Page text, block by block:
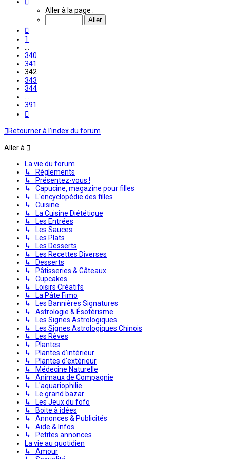
342
Aller à la page :
1
340
341
342
343
344
391
Retourner à l’index du forum
Aller à
La vie du forum
↳ Règlements
↳ Présentez-vous !
↳ Capucine, magazine pour filles
↳ L'encyclopédie des filles
↳ Cuisine
↳ La Cuisine Diététique
↳ Les Entrées
↳ Les Sauces
↳ Les Plats
↳ Les Desserts
↳ Les Recettes Diverses
↳ Desserts
↳ Pâtisseries & Gâteaux
↳ Cupcakes
↳ Loisirs Créatifs
↳ La Pâte Fimo
↳ Les Bannières Signatures
↳ Astrologie & Ésotérisme
↳ Les Signes Astrologiques
↳ Les Signes Astrologiques Chinois
↳ Les Rêves
↳ Plantes
↳ Plantes d'intérieur
↳ Plantes d'extérieur
↳ Médecine Naturelle
↳ Animaux de Compagnie
↳ L'aquariophilie
↳ Le grand bazar
↳ Les Jeux du fofo
↳ Boite à idées
↳ Annonces & Publicités
↳ Aide & Infos
↳ Petites annonces
La vie au quotidien
↳ Amour